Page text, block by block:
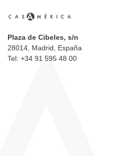
Plaza de Cibeles, s/n
28014, Madrid, España
Tel: +34 91 595 48 00